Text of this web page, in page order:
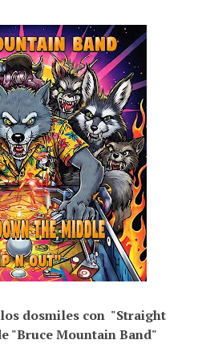
dosmiles con "Straight
"Bruce Mountain Band"